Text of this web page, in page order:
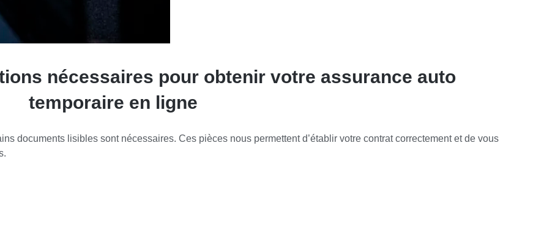
nécessaires pour obtenir votre assurance auto
temporaire en ligne
documents lisibles sont nécessaires. Ces pièces nous permettent d’établir votre contrat correctement et de vous